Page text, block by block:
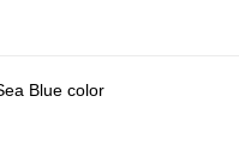
Blue color